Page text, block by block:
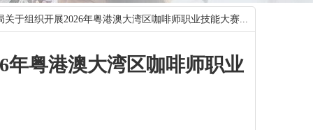
于组织开展2026年粤港澳大湾区咖啡师职业技能大赛...
年粤港澳大湾区咖啡师职业